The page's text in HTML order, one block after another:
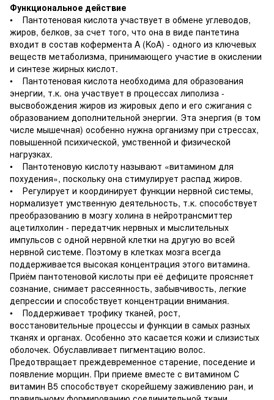
Функциональное действие
• Пантотеновая кислота участвует в обмене углеводов,
жиров, белков, за счет того, что она в виде пантетина
входит в состав кофермента A (KoA) - одного из ключевых
веществ метаболизма, принимающего участие в окислении
и синтезе жирных кислот.
• Пантотеновая кислота необходима для образования
энергии, т.к. она участвует в процессах липолиза -
высвобождения жиров из жировых депо и его сжигания с
образованием дополнительной энергии. Эта энергия (в том
числе мышечная) особенно нужна организму при стрессах,
повышенной психической, умственной и физической
нагрузках.
• Пантотеновую кислоту называют «витамином для
похудения», поскольку она стимулирует распад жиров.
• Регулирует и координирует функции нервной системы,
нормализует умственную деятельность, т.к. способствует
преобразованию в мозгу холина в нейротрансмиттер
ацетилхолин - передатчик нервных и мыслительных
импульсов с одной нервной клетки на другую во всей
нервной системе. Поэтому в клетках мозга всегда
поддерживается высокая концентрация этого витамина.
Приём пантотеновой кислоты при её дефиците проясняет
сознание, снимает рассеянность, забывчивость, легкие
депрессии и способствует концентрации внимания.
• Поддерживает трофику тканей, рост,
восстановительные процессы и функции в самых разных
тканях и органах. Особенно это касается кожи и слизистых
оболочек. Обуславливает пигментацию волос.
Предотвращает преждевременное старение, поседение и
появление морщин. При приеме вместе с витамином С
витамин В5 способствует скорейшему заживлению ран, и